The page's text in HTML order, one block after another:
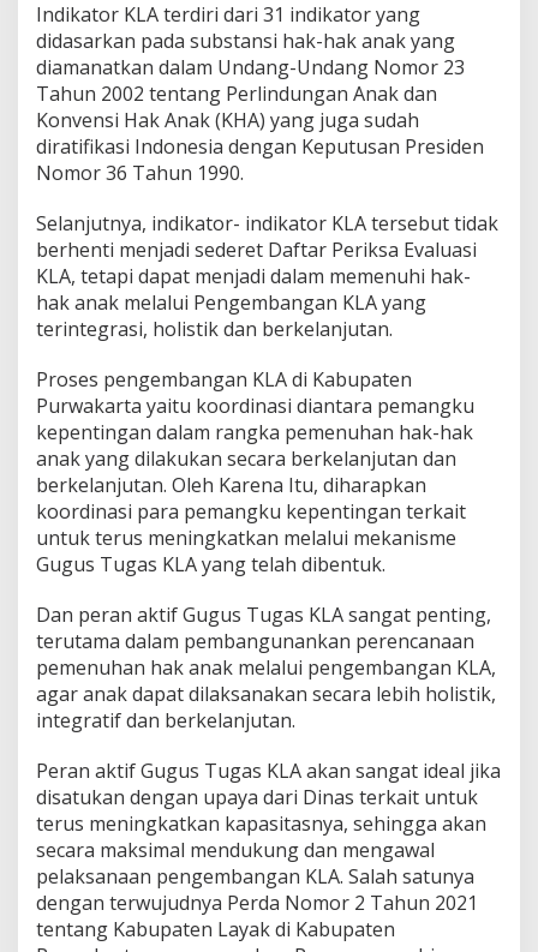
Indikator KLA terdiri dari 31 indikator yang
didasarkan pada substansi hak-hak anak yang
diamanatkan dalam Undang-Undang Nomor 23
Tahun 2002 tentang Perlindungan Anak dan
Konvensi Hak Anak (KHA) yang juga sudah
diratifikasi Indonesia dengan Keputusan Presiden
Nomor 36 Tahun 1990.
Selanjutnya, indikator- indikator KLA tersebut tidak
berhenti menjadi sederet Daftar Periksa Evaluasi
KLA, tetapi dapat menjadi dalam memenuhi hak-
hak anak melalui Pengembangan KLA yang
terintegrasi, holistik dan berkelanjutan.
Proses pengembangan KLA di Kabupaten
Purwakarta yaitu koordinasi diantara pemangku
kepentingan dalam rangka pemenuhan hak-hak
anak yang dilakukan secara berkelanjutan dan
berkelanjutan. Oleh Karena Itu, diharapkan
koordinasi para pemangku kepentingan terkait
untuk terus meningkatkan melalui mekanisme
Gugus Tugas KLA yang telah dibentuk.
Dan peran aktif Gugus Tugas KLA sangat penting,
terutama dalam pembangunankan perencanaan
pemenuhan hak anak melalui pengembangan KLA,
agar anak dapat dilaksanakan secara lebih holistik,
integratif dan berkelanjutan.
Peran aktif Gugus Tugas KLA akan sangat ideal jika
disatukan dengan upaya dari Dinas terkait untuk
terus meningkatkan kapasitasnya, sehingga akan
secara maksimal mendukung dan mengawal
pelaksanaan pengembangan KLA. Salah satunya
dengan terwujudnya Perda Nomor 2 Tahun 2021
tentang Kabupaten Layak di Kabupaten